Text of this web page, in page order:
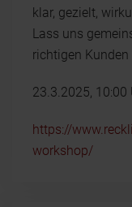
klar, gezielt,
Lass uns
richtigen
23.3.2025,
https://
workshop/